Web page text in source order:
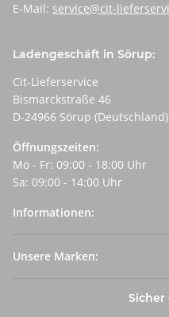
E-Mail: service@cit-
Ladengeschäft in Sörup:
Cit-Lieferservice
Bismarckstraße 46
D-24966 Sörup (Deutschland)
Öffnungszeiten:
Mo - Fr: 09:00 - 18:00 Uhr
Sa: 09:00 - 14:00 Uhr
Informationen:
Unsere Marken:
Sicher